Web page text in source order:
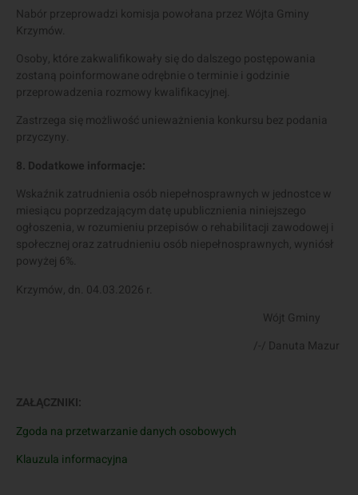
Nabór przeprowadzi komisja powołana przez Wójta Gminy
Krzymów.
Osoby, które zakwalifikowały się do dalszego postępowania
zostaną poinformowane odrębnie o terminie i godzinie
przeprowadzenia rozmowy kwalifikacyjnej.
Zastrzega się możliwość unieważnienia konkursu bez podania
przyczyny.
8. Dodatkowe informacje:
Wskaźnik zatrudnienia osób niepełnosprawnych w jednostce w
miesiącu poprzedzającym datę upublicznienia niniejszego
ogłoszenia, w rozumieniu przepisów o rehabilitacji zawodowej i
społecznej oraz zatrudnieniu osób niepełnosprawnych, wyniósł
powyżej 6%.
Krzymów, dn. 04.03.2026 r.
Wójt Gminy
/-/ Danuta Mazur
ZAŁĄCZNIKI:
Zgoda na przetwarzanie danych osobowych
Klauzula informacyjna